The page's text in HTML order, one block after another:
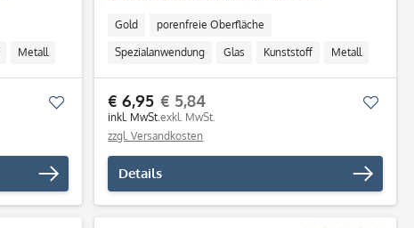
Metall
Merken
Gold porenfreie Oberfläche
Spezialanwendung Glas Kunststoff Metall
€ 6,95
inkl. MwSt.
€ 5,84
exkl. MwSt.
zzgl. Versandkosten
Details